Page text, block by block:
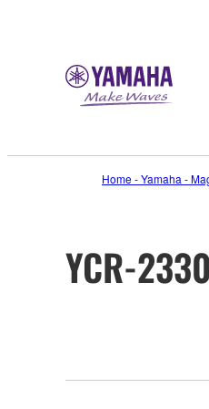
Home - Yamaha -
YCR-